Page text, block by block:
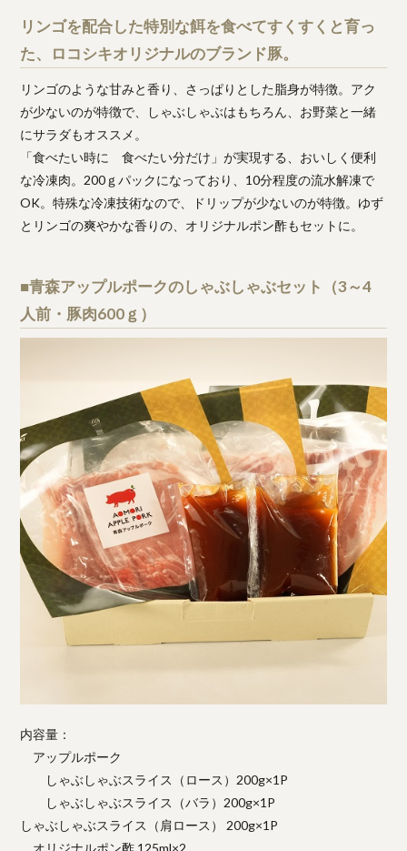
リンゴを配合した特別な餌を食べてすくすくと育っ
た、ロコシキオリジナルのブランド豚。
リンゴのような甘みと香り、さっぱりとした脂身が特徴。アク
が少ないのが特徴で、しゃぶしゃぶはもちろん、お野菜と一緒
にサラダもオススメ。
「食べたい時に 食べたい分だけ」が実現する、おいしく便利
な冷凍肉。200ｇパックになっており、10分程度の流水解凍で
OK。特殊な冷凍技術なので、ドリップが少ないのが特徴。ゆず
とリンゴの爽やかな香りの、オリジナルポン酢もセットに。
■青森アップルポークのしゃぶしゃぶセット（3～4
人前・豚肉600ｇ）
内容量：
アップルポーク
しゃぶしゃぶスライス（ロース）200g×1P
しゃぶしゃぶスライス（バラ）200g×1P
しゃぶしゃぶスライス（肩ロース） 200g×1P